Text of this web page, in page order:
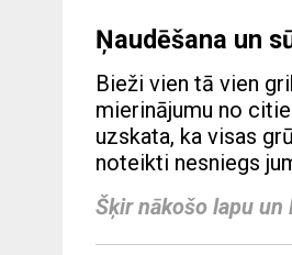
Ņaudēšana un
Bieži vien tā vien
mierinājumu no
uzskata, ka visas
noteikti nesniegs
Šķir nākošo lapu